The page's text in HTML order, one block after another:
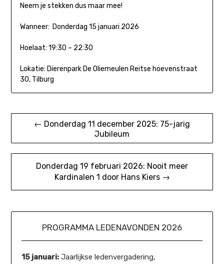
Neem je stekken dus maar mee!
Wanneer: Donderdag 15 januari 2026
Hoelaat: 19:30 – 22:30
Lokatie: Dierenpark De Oliemeulen Reitse hoevenstraat
30, Tilburg
Bericht← Donderdag 11 december 2025: 75-jarig
Jubileum
Donderdag 19 februari 2026: Nooit meer
Kardinalen 1 door Hans Kiers →
PROGRAMMA LEDENAVONDEN 2026
15 januari: Jaarlijkse ledenvergadering,